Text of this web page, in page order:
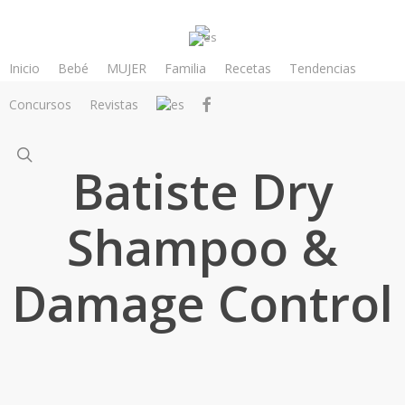
Inicio Bebé MUJER Familia Recetas Tendencias
Concursos Revistas facebook
Batiste Dry
Shampoo &
Damage Control